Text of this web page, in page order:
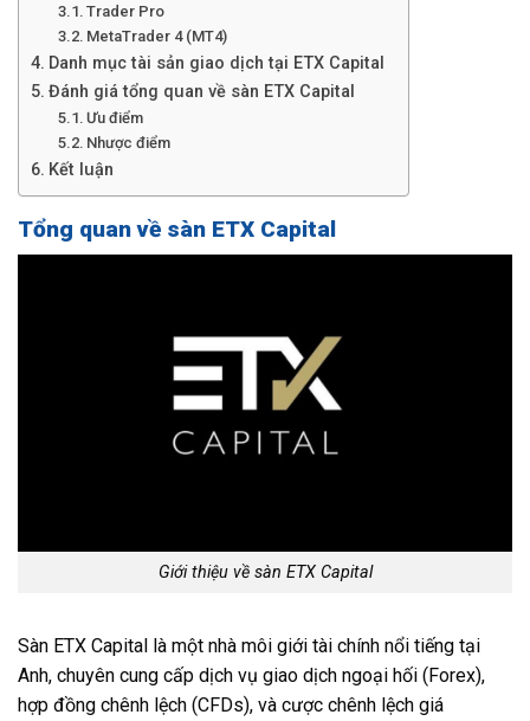
Trader Pro
MetaTrader 4 (MT4)
Danh mục tài sản giao dịch tại ETX Capital
Đánh giá tổng quan về sàn ETX Capital
Ưu điểm
Nhược điểm
Kết luận
Tổng quan về sàn ETX Capital
Giới thiệu về sàn ETX Capital
Sàn ETX Capital là một nhà môi giới tài chính nổi tiếng tại
Anh, chuyên cung cấp dịch vụ giao dịch ngoại hối (Forex),
hợp đồng chênh lệch (CFDs), và cược chênh lệch giá